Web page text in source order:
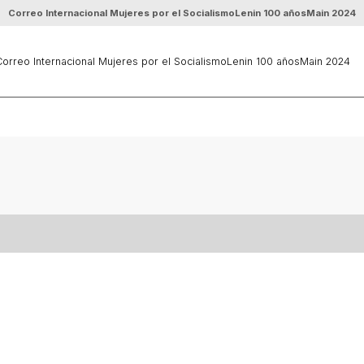
Correo Internacional Mujeres por el SocialismoLenin 100 añosMain 2024
Internacional Mujeres por el SocialismoLenin 100 añosMain 2024